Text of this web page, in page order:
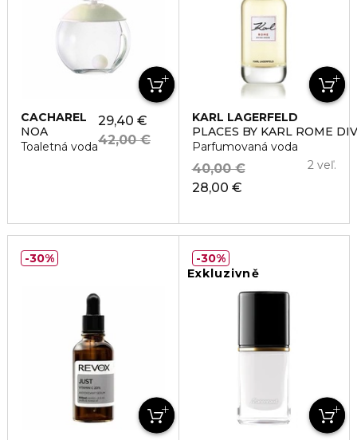
CACHAREL
NOA
Toaletná voda
29,40 €
42,00 €
KARL LAGERFELD
PLACES BY KARL ROME
Parfumovaná voda
28,00 €
40,00 € 2 veľ.
30%
Exkluzivně
30%